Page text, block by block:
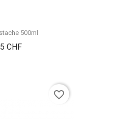
500ml
CHFPrix
favorite_border